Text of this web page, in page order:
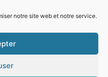
notre site web et notre service.
(EU)